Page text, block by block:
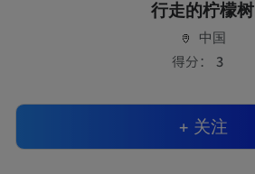
行走的柠檬树
中国
得分： 3
+ 关注